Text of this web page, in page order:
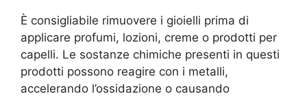
È consigliabile rimuovere i gioielli prima di
applicare profumi, lozioni, creme o prodotti per
capelli. Le sostanze chimiche presenti in questi
prodotti possono reagire con i metalli,
accelerando l’ossidazione o causando